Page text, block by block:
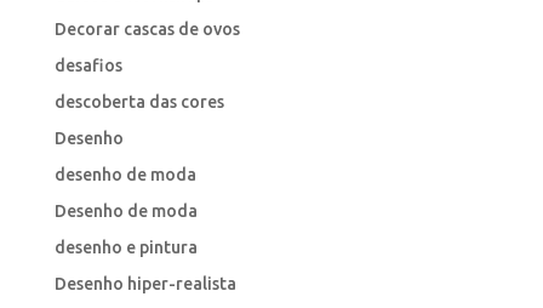
Decorar cascas de ovos
desafios
descoberta das cores
Desenho
desenho de moda
Desenho de moda
desenho e pintura
Desenho hiper-realista